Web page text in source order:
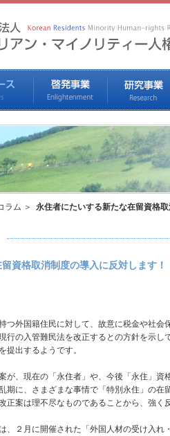
ラム 永住者にたいする新たな在留資格
資格取消制度の導入に反対します！
外国籍住民に対して、故意に税金や社
行の入管難民法を改正するとの方針を示
提出するようです。
、現在の「永住者」や、今後「永住」
期に、さまざまな事情で「特別永住」の
正案は理不尽なものであることから、強く
２月に開催された「外国人材の受け入